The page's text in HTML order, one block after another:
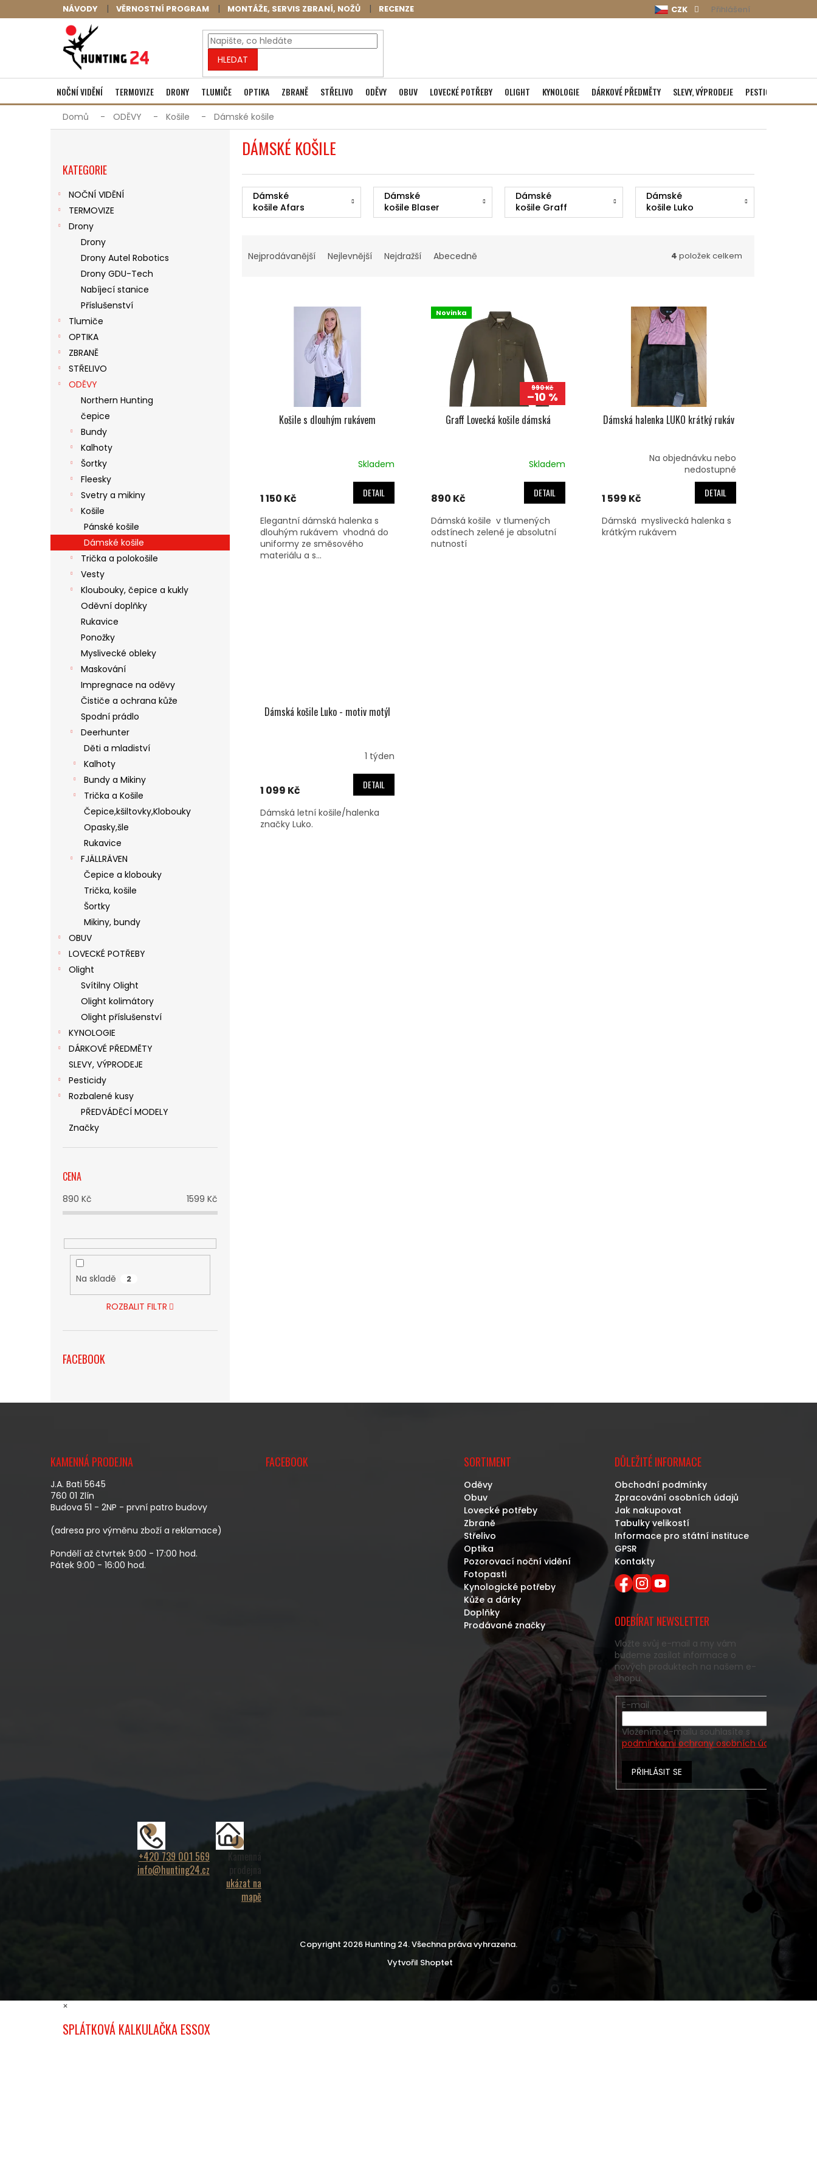
na
NÁVODY VĚRNOSTNÍ PROGRAM MONTÁŽE, SERVIS ZBRANÍ, NOŽŮ RECENZE CZK Přihlášení
HLEDAT
NÁKUPNÍ
KOŠÍK
Prázdný košík
NOČNÍ VIDĚNÍ TERMOVIZE DRONY TLUMIČE OPTIKA ZBRANĚ STŘELIVO ODĚVY OBUV LOVECKÉ POTŘEBY OLIGHT KYNOLOGIE DÁRKOVÉ PŘEDMĚTY SLEVY, VÝPRODEJE PESTICIDY
Domů ODĚVY Košile Dámské košile
P
kategorie
KATEGORIE
NOČNÍ VIDĚNÍ
TERMOVIZE
Drony
Drony
Drony Autel Robotics
Drony GDU-Tech
Nabíjecí stanice
Příslušenství
Tlumiče
OPTIKA
ZBRANĚ
STŘELIVO
ODĚVY
Northern Hunting
čepice
Bundy
Kalhoty
Šortky
Fleesky
Svetry a mikiny
Košile
Pánské košile
Dámské košile
Trička a polokošile
Vesty
Kloubouky, čepice a kukly
Oděvní doplňky
Rukavice
Ponožky
Myslivecké obleky
Maskování
Impregnace na oděvy
Čističe a ochrana kůže
Spodní prádlo
Deerhunter
Děti a mladiství
Kalhoty
Bundy a Mikiny
Trička a Košile
Čepice,kšiltovky,Klobouky
Opasky,šle
Rukavice
FJÄLLRÄVEN
Čepice a klobouky
Trička, košile
Šortky
Mikiny, bundy
OBUV
LOVECKÉ POTŘEBY
Olight
Svítilny Olight
Olight kolimátory
Olight příslušenství
KYNOLOGIE
DÁRKOVÉ PŘEDMĚTY
SLEVY, VÝPRODEJE
Pesticidy
Rozbalené kusy
PŘEDVÁDĚCÍ MODELY
Značky
CENA
890 Kč 1599 Kč
Na skladě 2
ROZBALIT FILTR
FACEBOOK
DÁMSKÉ KOŠILE
Dámské
košile Afars
Dámské
košile Blaser
Dámské
košile Graff
Dámské
košile Luko
Nejprodávanější Nejlevnější Nejdražší Abecedně 4 položek celkem
Košile s dlouhým rukávem
Skladem
1 150 Kč DETAIL
Elegantní dámská halenka s
dlouhým rukávem vhodná do
uniformy ze směsového
materiálu a s...
Novinka
990 Kč
–10 %
Graff Lovecká košile dámská
Skladem
890 Kč DETAIL
Dámská košile v tlumených
odstínech zelené je absolutní
nutností
Dámská halenka LUKO krátký rukáv
Na objednávku nebo
nedostupné
1 599 Kč DETAIL
Dámská myslivecká halenka s
krátkým rukávem
Dámská košile Luko - motiv motýl
1 týden
1 099 Kč DETAIL
Dámská letní košile/halenka
značky Luko.
KAMENNÁ PRODEJNA
J.A. Bati 5645
760 01 Zlín
Budova 51 - 2NP - první patro budovy
(adresa pro výměnu zboží a reklamace)
Pondělí až čtvrtek 9:00 - 17:00 hod.
Pátek 9:00 - 16:00 hod.
FACEBOOK SORTIMENT
Oděvy
Obuv
Lovecké potřeby
Zbraně
Střelivo
Optika
Pozorovací noční vidění
Fotopasti
Kynologické potřeby
Kůže a dárky
Doplňky
Prodávané značky
DŮLEŽITÉ INFORMACE
Obchodní podmínky
Zpracování osobních údajů
Jak nakupovat
Tabulky velikostí
Informace pro státní instituce
GPSR
Kontakty
ODEBÍRAT NEWSLETTER
Vložte svůj e-mail a my vám
budeme zasílat informace o
nových produktech na našem e-
shopu.
E-mail
Vložením e-mailu souhlasíte s
podmínkami ochrany osobních údajů
PŘIHLÁSIT SE
+420 739 001 569
info@hunting24.cz
Kamenná
prodejna
ukázat na
mapě
Vytvořil Shoptet
Copyright 2026 Hunting 24. Všechna práva vyhrazena.
×
SPLÁTKOVÁ KALKULAČKA ESSOX